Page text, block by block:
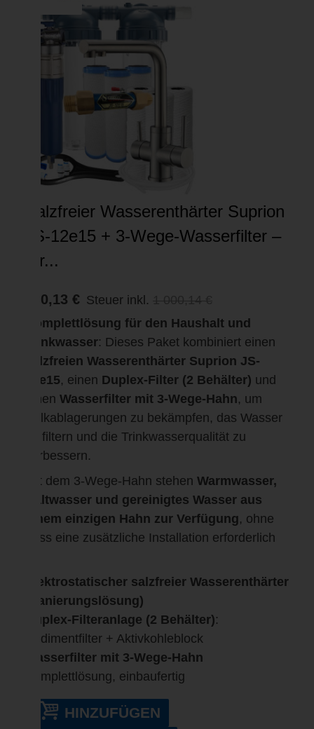
Salzfreier Wasserenthärter Suprion
JS-12e15 + 3-Wege-Wasserfilter –
für...
950,13 € Steuer inkl.
Komplettlösung für den Haushalt und
Trinkwasser: Dieses Paket kombiniert einen
salzfreien Wasserenthärter Suprion JS-
12e15, einen Duplex-Filter (2 Behälter) und
einen Wasserfilter mit 3-Wege-Hahn, um
Kalkablagerungen zu bekämpfen, das Wasser
zu filtern und die Trinkwasserqualität zu
verbessern.
Mit dem 3-Wege-Hahn stehen Warmwasser,
Kaltwasser und gereinigtes Wasser aus
einem einzigen Hahn zur Verfügung, ohne
dass eine zusätzliche Installation erforderlich
Elektrostatischer salzfreier Wasserenthärter
(Sanierungslösung)
Duplex-Filteranlage (2 Behälter):
Sedimentfilter + Aktivkohleblock
Wasserfilter mit 3-Wege-Hahn
Komplettlösung, einbaufertig
HINZUFÜGEN